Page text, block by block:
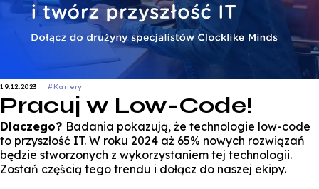
19.12.2023 #Kariery
Pracuj w Low-Code!
Dlaczego? Badania pokazują, że technologie low-code
to przyszłość IT. W roku 2024 aż 65% nowych rozwiązań
będzie stworzonych z wykorzystaniem tej technologii.
Zostań częścią tego trendu i dołącz do naszej ekipy.